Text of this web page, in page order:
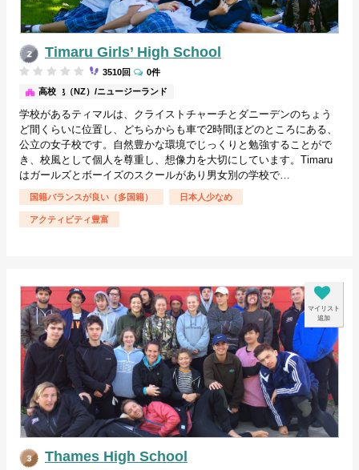
Timaru Girls’ High School
その他（NZ）/ニュージーランド
高校
3510回 0件
学校があるティマルは、クライストチャーチとダニーデンのちょう
ど間くらいに位置し、どちらからも車で2時間ほどのところにある、
公立の女子校です。自然豊かな環境でじっくりと勉強することがで
き、校風として個人を尊重し、想像力を大切にしています。Timaru
はガールズとボーイズのスクールがあり男女別の学校で…
国籍バランスが良い（多国籍） 日本人少なめ
アクティビティ豊富
マイリスト
追加
Thames High School